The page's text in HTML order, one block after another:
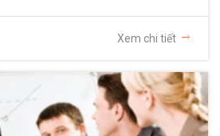
Xem chi tiết